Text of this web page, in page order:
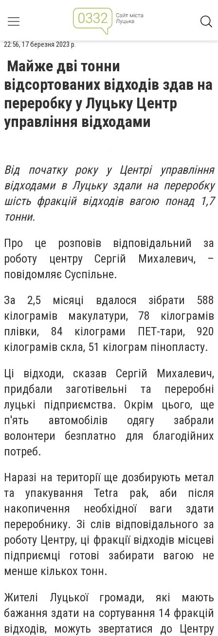
22:56, 17 березня 2023 р.
Майже дві тонни
відсортованих відходів здав на
переробку у Луцьку Центр
управління відходами
Від початку року у Центрі управління
відходами в Луцьку здали на переробку
шість фракцій відходів вагою понад 1,7
тонни.
Про це розповів відповідальний за
роботу центру Сергій Михалевич, –
повідомляє Суспільне.
За 2,5 місяці вдалося зібрати 588
кілограмів макулатури, 78 кілограмів
плівки, 84 кілограми ПЕТ-тари, 920
кілограмів скла, 51 кілограм пінопласту.
Ці відходи, сказав Сергій Михалевич,
придбали заготівельні та переробні
луцькі підприємства. Окрім цього, ще
п'ять автомобілів одягу забрали
волонтери безплатно для благодійних
потреб.
Наразі на території ще дозбирують метал
та упакування Tetra pak, аби після
накопичення необхідної ваги здати
переробнику. Зі слів відповідального за
роботу Центру, ці фракції відходів місцеві
підприємці готові забирати вагою не
менше кількох тонн.
Жителі Луцької громади, які мають
бажання здати на сортування 14 фракцій
відходів, можуть звертатися до Центру